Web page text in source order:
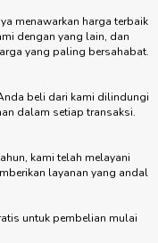
menawarkan harga terbaik
dengan yang lain, dan
yang paling bersahabat.
beli dari kami dilindungi
dalam setiap transaksi.
kami telah melayani
layanan yang andal
untuk pembelian mulai